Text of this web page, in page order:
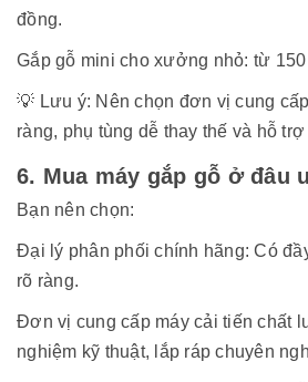
đồng.
Gắp gỗ mini cho xưởng nhỏ: từ
💡 Lưu ý: Nên chọn đơn vị cung
ràng, phụ tùng dễ thay thế và hỗ trợ
6. Mua máy gắp gỗ ở đâu
Bạn nên chọn:
Đại lý phân phối chính hãng: Có
rõ ràng.
Đơn vị cung cấp máy cải tiến chất
nghiệm kỹ thuật, lắp ráp chuyên